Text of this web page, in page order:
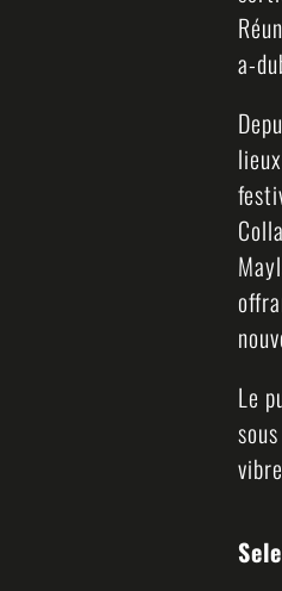
a-
Le